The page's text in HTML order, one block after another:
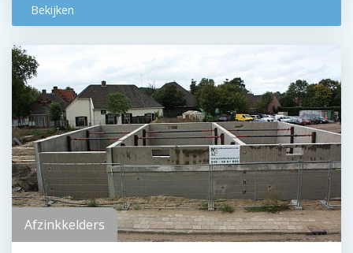
Bekijken
Afzinkkelders